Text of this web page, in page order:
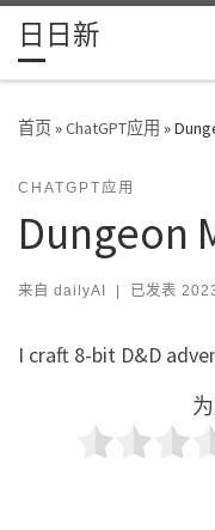
Skip to content
日日新
首页»ChatGPT应用 »
CHATGPT应用
Dungeon
来自 dailyAI | 已发表
I craft 8-bit D&D